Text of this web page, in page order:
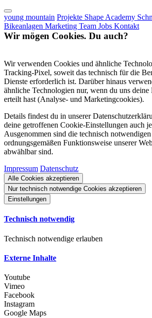
young mountain Projekte Shape Academy
Bikeanlagen Marketing Team Jobs Kontakt
Wir mögen Cookies. Du auch?
Wir verwenden Cookies und ähnliche
Tracking-Pixel, soweit das technisch für die
Dienste erforderlich ist. Darüber hinaus
ähnliche Technologien nur, wenn du uns
erteilt hast (Analyse- und Marketingcookies).
Details findest du in unserer
deine getroffenen Cookie-Einstellungen auch
Ausgenommen sind die technisch
ordnungsgemäßen Funktionsweise unserer
abwählbar sind.
Impressum Datenschutz
Alle Cookies akzeptieren
Nur technisch notwendige Cookies akzeptieren
Einstellungen
Technisch notwendig
Technisch notwendige erlauben
Externe Inhalte
Youtube
Vimeo
Facebook
Instagram
Google Maps